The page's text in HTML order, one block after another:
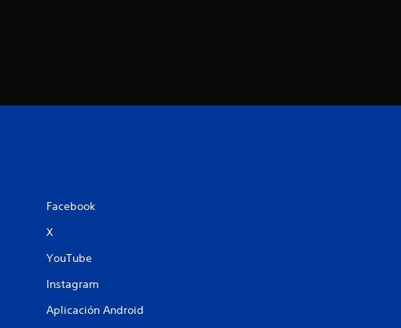
Facebook
X
YouTube
Instagram
Aplicación Android